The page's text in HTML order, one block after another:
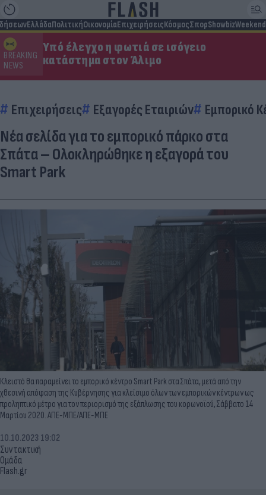
ΕλλάδαΠολιτικήΟικονομίαΕπιχειρήσειςΚόσμοςΣπορShowbizWeekend
BREAKING
NEWS
Υπό έλεγχο η φωτιά σε ισόγειο
κατάστημα στον Άλιμο
Επιχειρήσεις Εξαγορές Εταιριών Εμπορικό
Νέα σελίδα για το εμπορικό πάρκο στα
Σπάτα – Ολοκληρώθηκε η εξαγορά του
Smart Park
Κλειστό θα παραμείνει το εμπορικό κέντρο Smart Park στα Σπάτα, μετά από την
χθεσινή απόφαση της Κυβέρνησης για κλείσιμο όλων των εμπορικών κέντρων ως
προληπτικό μέτρο για τον περιορισμό της εξάπλωσης του κορωνοϊού, Σάββατο 14
Μαρτίου 2020. ΑΠΕ-ΜΠΕ/ΑΠΕ-ΜΠΕ
Συντακτική
Ομάδα
Flash.gr
10.10.2023 19:02